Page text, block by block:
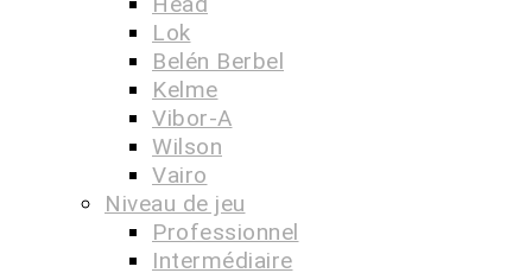
Lok
Belén Berbel
Kelme
Vibor-A
Wilson
Vairo
Niveau de jeu
Professionnel
Intermédiaire